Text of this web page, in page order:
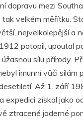
dopravu mezi
velkém měřítku.
nejvelkolepější a
potopil, upoutal
sílu přírody.
imunní vůči silám
Až 1. září
expedici získal jako
ztracené jaderné